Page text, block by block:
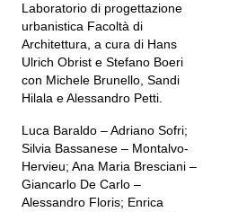
Laboratorio di progettazione
urbanistica Facoltà di
Architettura, a cura di Hans
Ulrich Obrist e Stefano Boeri
con Michele Brunello, Sandi
Hilala e Alessandro Petti.
Luca Baraldo – Adriano Sofri;
Silvia Bassanese – Montalvo-
Hervieu; Ana Maria Bresciani –
Giancarlo De Carlo –
Alessandro Floris; Enrica